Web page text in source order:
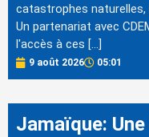
catastrophes
Un partenariat avec
l'accès à ces […]
9 août 2026 05:01
Jamaïque: